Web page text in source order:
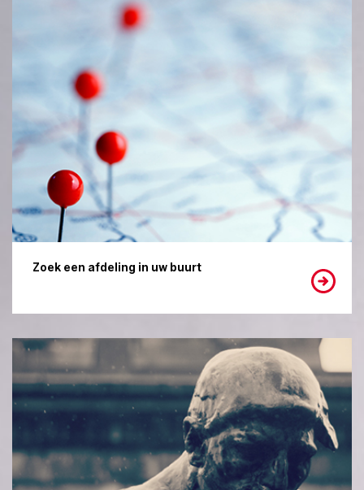
Zoek een afdeling in uw buurt